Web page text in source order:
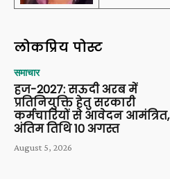
लोकप्रिय पोस्ट
समाचार
हज-2027: सऊदी अरब में
प्रतिनियुक्ति हेतु सरकारी
कर्मचारियों से आवेदन आमंत्रित,
अंतिम तिथि 10 अगस्त
August 5, 2026